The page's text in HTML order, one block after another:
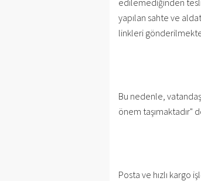
yapılan sahte ve
linkleri
Bu nedenle,
önem taşımaktadır"
Posta ve hızlı kargo